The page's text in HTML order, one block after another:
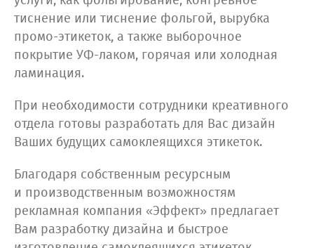
тиснение или тиснение фольгой, вырубка
промо-этикеток, а также выборочное
покрытие УФ-лаком, горячая или холодная
ламинация.
При необходимости сотрудники креативного
отдела готовы разработать для Вас дизайн
Ваших будущих самоклеящихся этикеток.
Благодаря собственным ресурсным
и производственным возможностям
рекламная компания «Эффект» предлагает
Вам разработку дизайна и быстрое